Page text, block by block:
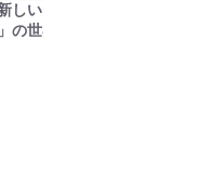
しい「ブッシュク
の世界